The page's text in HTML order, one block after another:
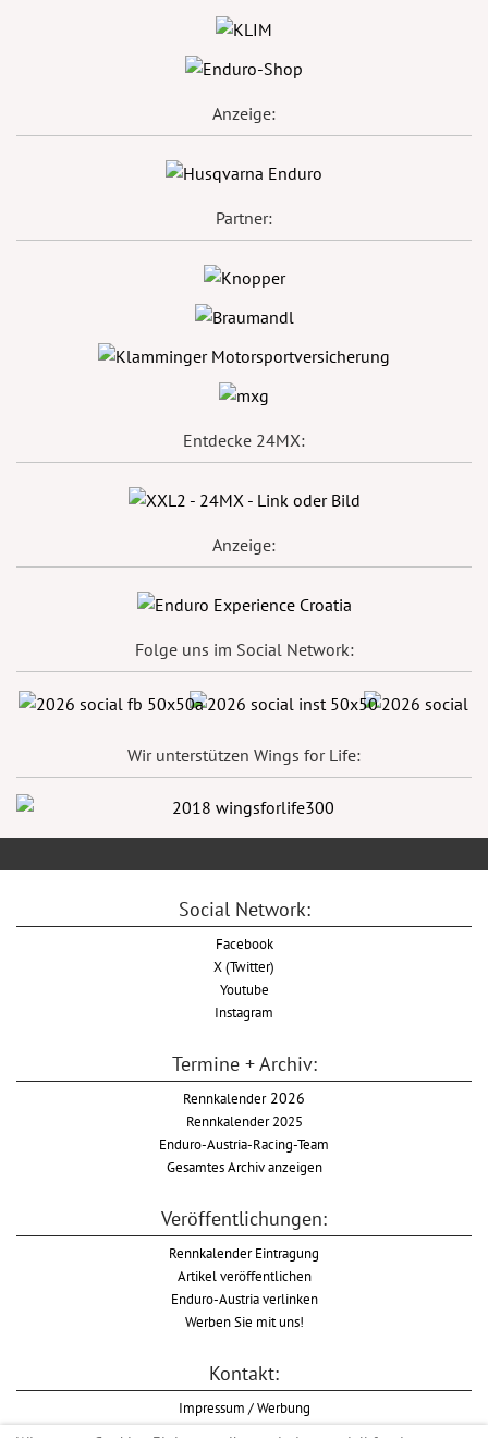
Anzeige:
Partner:
Entdecke 24MX:
Anzeige:
Folge uns im Social Network:
Wir unterstützen Wings for Life:
Social Network:
Facebook
X (Twitter)
Youtube
Instagram
Termine + Archiv:
Rennkalender2026
Rennkalender 2025
Enduro-Austria-Racing-Team
Gesamtes Archiv anzeigen
Veröffentlichungen:
Rennkalender Eintragung
Artikel veröffentlichen
Enduro-Austria verlinken
Werben Sie mit uns!
Kontakt:
Impressum / Werbung
Datenschutzinformation